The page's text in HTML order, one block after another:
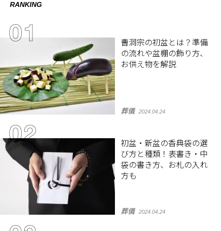
RANKING
曹洞宗の初盆とは？準備
の流れや盆棚の飾り方、
お供え物を解説
葬儀 2024.04.24
初盆・新盆の香典袋の選
び方と種類！表書き・中
袋の書き方、お札の入れ
方も
葬儀 2024.04.24